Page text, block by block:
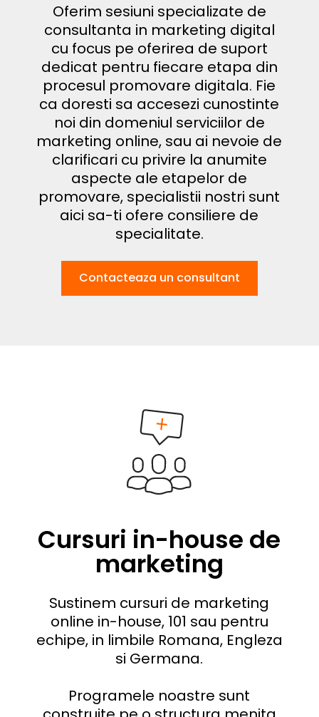
Oferim sesiuni specializate de
consultanta in marketing digital
cu focus pe oferirea de suport
dedicat pentru fiecare etapa din
procesul promovare digitala. Fie
ca doresti sa accesezi cunostinte
noi din domeniul serviciilor de
marketing online, sau ai nevoie de
clarificari cu privire la anumite
aspecte ale etapelor de
promovare, specialistii nostri sunt
aici sa-ti ofere consiliere de
specialitate.
Contacteaza un consultant
Cursuri in-house de
marketing
Sustinem cursuri de marketing
online in-house, 101 sau pentru
echipe, in limbile Romana, Engleza
si Germana.
Programele noastre sunt